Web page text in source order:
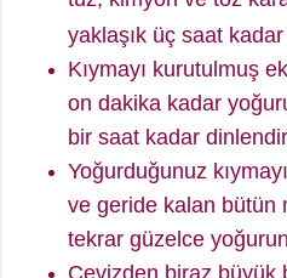
yaklaşık üç saat
Kıymayı kurutulmuş
on dakika kadar
bir saat kadar
Yoğurduğunuz
ve geride kalan bütün
tekrar güzelce
Cevizden biraz büyük